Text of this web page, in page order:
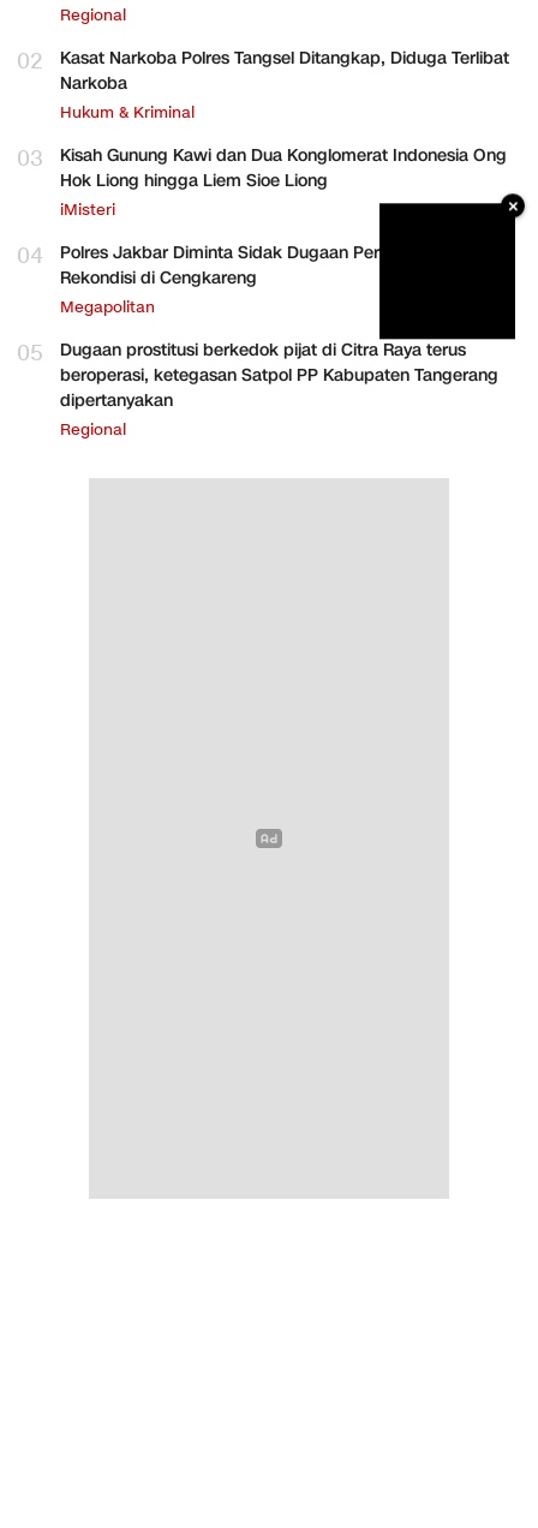
Regional
02
Kasat Narkoba Polres Tangsel Ditangkap, Diduga Terlibat
Narkoba
Hukum & Kriminal
03
Kisah Gunung Kawi dan Dua Konglomerat Indonesia Ong
Hok Liong hingga Liem Sioe Liong
iMisteri
04
Polres Jakbar Diminta Sidak Dugaan Perakitan HP
Rekondisi di Cengkareng
Megapolitan
05
Dugaan prostitusi berkedok pijat di Citra Raya terus
beroperasi, ketegasan Satpol PP Kabupaten Tangerang
dipertanyakan
Regional
×